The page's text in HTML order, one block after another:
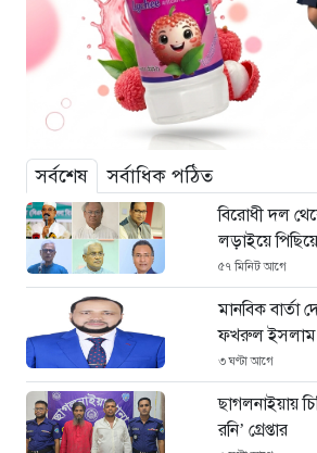
সর্বশেষ সর্বাধিক পঠিত
বিরোধী দল
লড়াইয়ে
৫৭ মিনিট আগে
মানবিক বার্তা
ফখরুল ইসলাম
৩ ঘণ্টা আগে
ছাগলনাইয়ায়
রনি’ গ্রেপ্তার